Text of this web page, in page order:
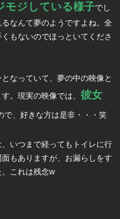
モジしている様子でし
なんて夢のようですよね。全
もないのでほっといてくださ
なっていて、夢の中の映像と
。現実の映像では、 彼女
で、好きな方は是非・・・笑
いつまで経ってもトイレに行
もありますが、お漏らしをす
これは残念w